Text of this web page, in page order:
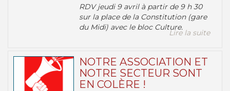
RDV jeudi 9 avril à partir de 9 h 30
sur la place de la Constitution (gare
du Midi) avec le bloc Culture.
Lire la suite
NOTRE ASSOCIATION ET
NOTRE SECTEUR SONT
EN COLÈRE !